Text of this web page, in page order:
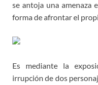
se antoja una amenaza
forma de afrontar el
Es mediante la
irrupción de dos